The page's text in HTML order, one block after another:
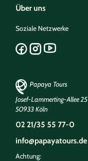
Über uns
Soziale Netzwerke
Papaya Tours
Josef-Lammerting-Allee 25
50933 Köln
02 21/35 55 77-0
info@papayatours.de
Achtung: